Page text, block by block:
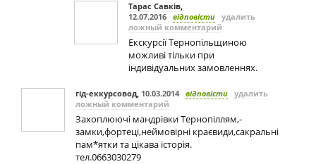
Тарас Савків,
12.07.2016 відповісти удалить
ложный комментарий
Екскурсії Тернопільщиною
можливі тільки при
індивідуальних замовленнях.
гід-еккурсовод, 10.03.2014 відповісти удалить
ложный комментарий
Захоплюючі мандрівки Тернопіллям,-
замки,фортеці,неймовірні краєвиди,сакральні
пам*ятки та цікава історія.
тел.0663030279